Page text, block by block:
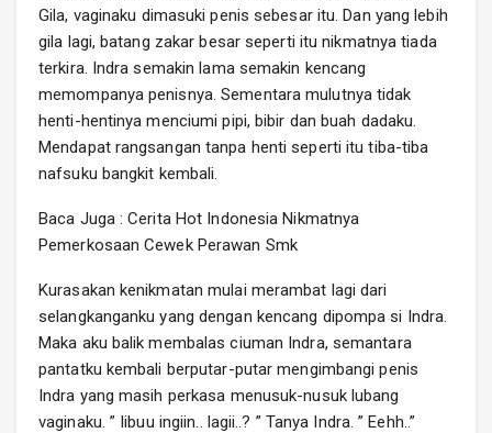
Gila, vaginaku dimasuki penis sebesar itu. Dan yang lebih
gila lagi, batang zakar besar seperti itu nikmatnya tiada
terkira. Indra semakin lama semakin kencang
memompanya penisnya. Sementara mulutnya tidak
henti-hentinya menciumi pipi, bibir dan buah dadaku.
Mendapat rangsangan tanpa henti seperti itu tiba-tiba
nafsuku bangkit kembali.
Baca Juga : Cerita Hot Indonesia Nikmatnya
Pemerkosaan Cewek Perawan Smk
Kurasakan kenikmatan mulai merambat lagi dari
selangkanganku yang dengan kencang dipompa si Indra.
Maka aku balik membalas ciuman Indra, semantara
pantatku kembali berputar-putar mengimbangi penis
Indra yang masih perkasa menusuk-nusuk lubang
vaginaku. ” Iibuu ingiin.. lagii..? ” Tanya Indra. ” Eehh..”